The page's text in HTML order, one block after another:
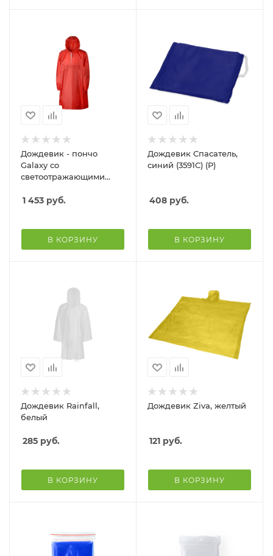
Дождевик - пончо
Galaxy со
светоотражающими
1 453 руб.
В КОРЗИНУ
Дождевик Спасатель,
синий (3591C) (P)
408 руб.
В КОРЗИНУ
Дождевик Rainfall,
белый
285 руб.
В КОРЗИНУ
Дождевик Ziva, желтый
121 руб.
В КОРЗИНУ